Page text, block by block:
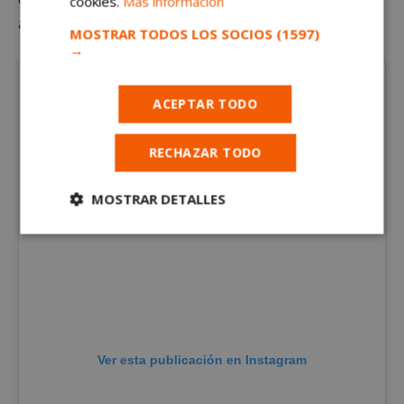
a sus calles como siempre las conoció.
Ver esta publicación en Instagram
MOSTRAR TODOS LOS SOCIOS (1597)
→
ACEPTAR TODO
RECHAZAR TODO
MOSTRAR DETALLES
Cookies
Cookies de